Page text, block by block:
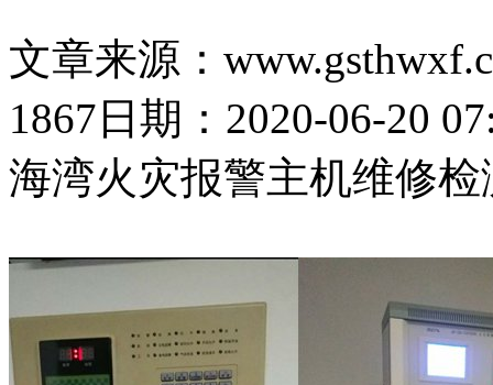
文章来源：
1867 日期：2020-06-20
海湾火灾报警主机维修检